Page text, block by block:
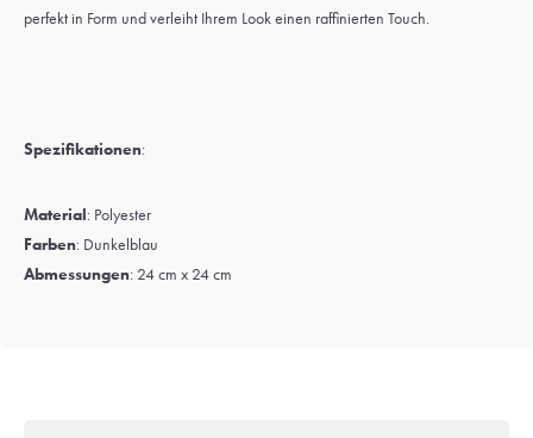
perfekt in Form und verleiht Ihrem Look einen raffinierten Touch.
Spezifikationen:
Material: Polyester
Farben: Dunkelblau
Abmessungen: 24 cm x 24 cm